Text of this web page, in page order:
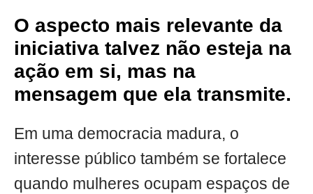
O aspecto mais relevante da
iniciativa talvez não esteja na
ação em si, mas na
mensagem que ela transmite.
Em uma democracia madura, o
interesse público também se fortalece
quando mulheres ocupam espaços de